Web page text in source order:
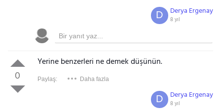
Derya Ergenay
8 yıl
D
0
Yerine benzerleri ne demek düşünün.
Paylaş: Daha fazla
Derya Ergenay
8 yıl
D